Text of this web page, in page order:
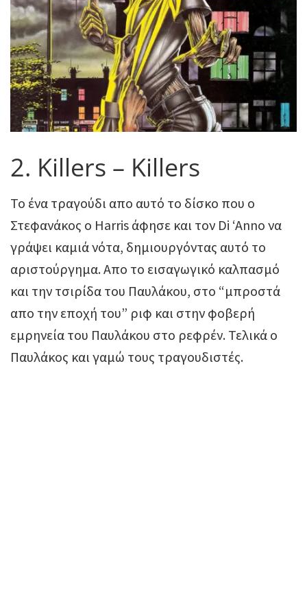
2. Killers – Killers
To ένα τραγούδι απο αυτό το δίσκο που ο
Στεφανάκος ο Harris άφησε και τον Di ‘Anno να
γράψει καμιά νότα, δημιουργόντας αυτό το
αριστούργημα. Απο το εισαγωγικό καλπασμό
και την τσιρίδα του Παυλάκου, στο “μπροστά
απο την εποχή του” ριφ και στην φοβερή
εμρηνεία του Παυλάκου στο ρεφρέν. Τελικά ο
Παυλάκος και γαμώ τους τραγουδιστές.